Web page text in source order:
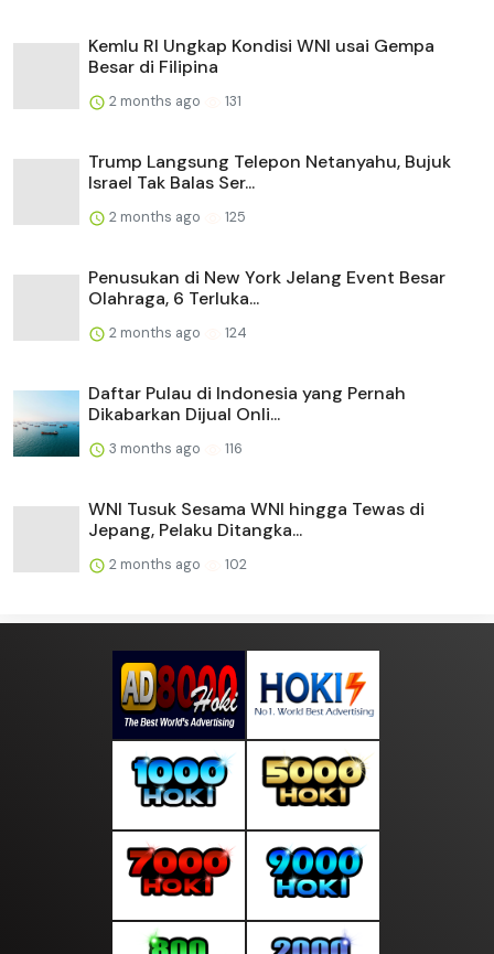
Kemlu RI Ungkap Kondisi WNI usai Gempa
Besar di Filipina
2 months ago 131
Trump Langsung Telepon Netanyahu, Bujuk
Israel Tak Balas Ser...
2 months ago 125
Penusukan di New York Jelang Event Besar
Olahraga, 6 Terluka...
2 months ago 124
Daftar Pulau di Indonesia yang Pernah
Dikabarkan Dijual Onli...
3 months ago 116
WNI Tusuk Sesama WNI hingga Tewas di
Jepang, Pelaku Ditangka...
2 months ago 102